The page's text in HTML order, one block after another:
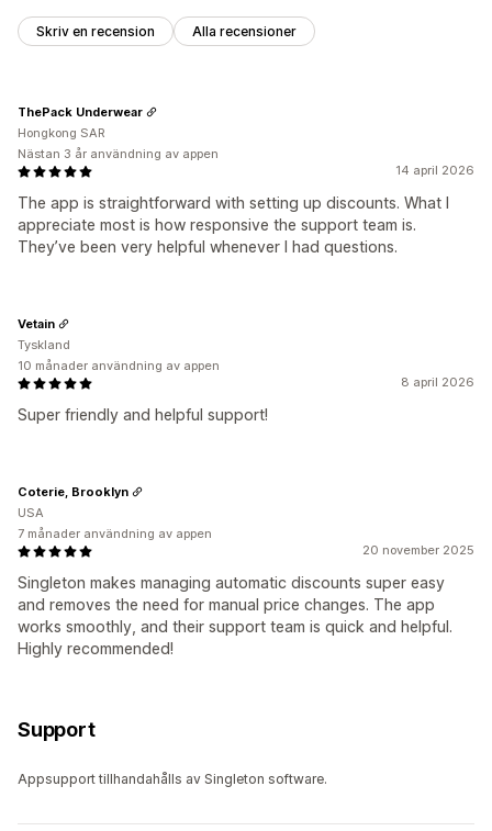
Skriv en recension Alla recensioner
14 april 2026
The app is straightforward with setting up discounts. What I
appreciate most is how responsive the support team is.
They’ve been very helpful whenever I had questions.
ThePack Underwear
Hongkong SAR
Nästan 3 år användning av appen
8 april 2026
Super friendly and helpful support!
Vetain
Tyskland
10 månader användning av appen
20 november 2025
Singleton makes managing automatic discounts super easy
and removes the need for manual price changes. The app
works smoothly, and their support team is quick and helpful.
Highly recommended!
Coterie, Brooklyn
USA
7 månader användning av appen
Support
Appsupport tillhandahålls av Singleton software.